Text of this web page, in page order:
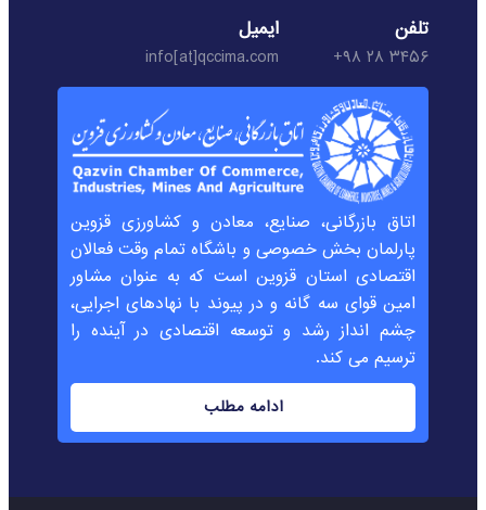
تلفن
۳۴۵۶ ۲۸ ۹۸+
ایمیل
info[at]qccima.com
اتاق بازرگانی، صنایع، معادن و کشاورزی قزوین
پارلمان بخش خصوصی و باشگاه تمام وقت فعالان
اقتصادی استان قزوین است که به عنوان مشاور
امین قوای سه گانه و در پیوند با نهادهای اجرایی،
چشم انداز رشد و توسعه اقتصادی در آینده را
ترسیم می کند.
ادامه مطلب